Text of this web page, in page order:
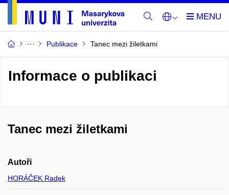
Publikace Tanec mezi žiletkami
Informace o publikaci
Tanec mezi žiletkami
Autoři
HORÁČEK Radek